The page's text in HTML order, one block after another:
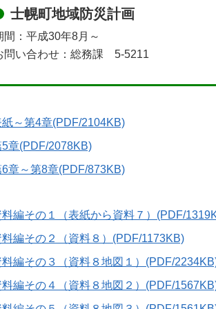
士幌町地域防災計画
間：平成30年8月～
問い合わせ：総務課 5-5211
紙～第4章(PDF/2104KB)
5章(PDF/2078KB)
6章～第8章(PDF/873KB)
料編その１（表紙から資料７）(PDF/
料編その２（資料８）(PDF/1173KB)
料編その３（資料８地図１）(PDF/
料編その４（資料８地図２）(PDF/